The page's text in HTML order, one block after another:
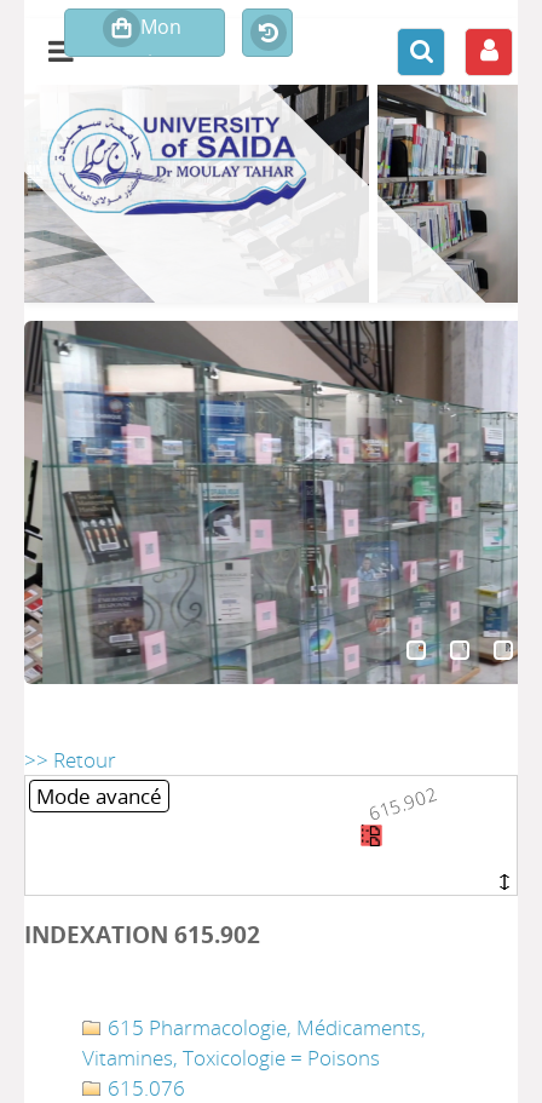
>> Retour
615.902
615.902
Mode avancé
INDEXATION 615.902
615 Pharmacologie, Médicaments,
Vitamines, Toxicologie = Poisons
615.076